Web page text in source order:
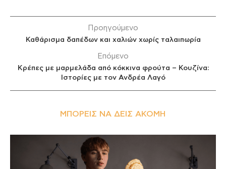
Προηγούμενο
Καθάρισμα δαπέδων και χαλιών χωρίς ταλαιπωρία
Επόμενο
Κρέπες με μαρμελάδα από κόκκινα φρούτα – Κουζίνα:
Ιστορίες με τον Ανδρέα Λαγό
ΜΠΟΡΕΊΣ ΝΑ ΔΕΙΣ ΑΚΌΜΗ